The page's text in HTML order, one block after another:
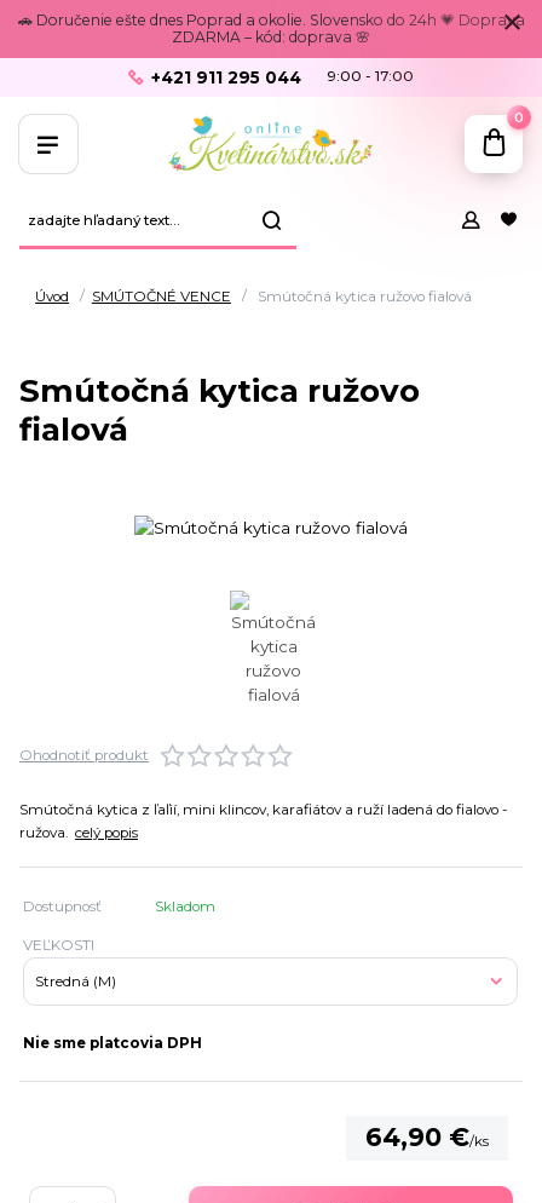
🚗 Doručenie ešte dnes Poprad a okolie. Slovensko do 24h 💗 Doprava
ZDARMA – kód: doprava 🌸
+421 911 295 044 9:00 - 17:00
0
Úvod SMÚTOČNÉ VENCE Smútočná kytica ružovo fialová
Smútočná kytica ružovo
fialová
Ohodnotiť produkt
Smútočná kytica z ľaľií, mini klincov, karafiátov a ruží ladená do fialovo -
ružova. celý popis
Dostupnosť Skladom
VEĽKOSTI
Nie sme platcovia DPH
64,90 €/ks